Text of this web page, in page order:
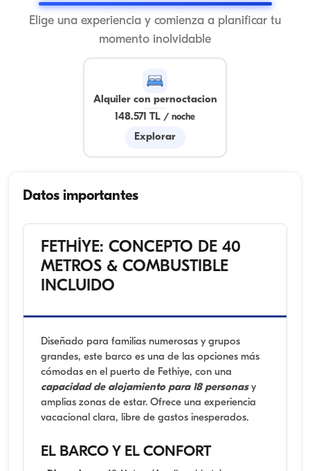
Elige una experiencia y comienza a planificar tu
momento inolvidable
Alquiler con pernoctacion
148.571 TL / noche
Explorar
Datos importantes
FETHİYE: CONCEPTO DE 40
METROS & COMBUSTIBLE
INCLUIDO
Diseñado para familias numerosas y grupos
grandes, este barco es una de las opciones más
cómodas en el puerto de Fethiye, con una
capacidad de alojamiento para 18 personasy
amplias zonas de estar. Ofrece una experiencia
vacacional clara, libre de gastos inesperados.
EL BARCO Y EL CONFORT